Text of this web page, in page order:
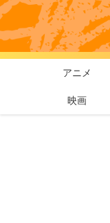
アニメ
映画